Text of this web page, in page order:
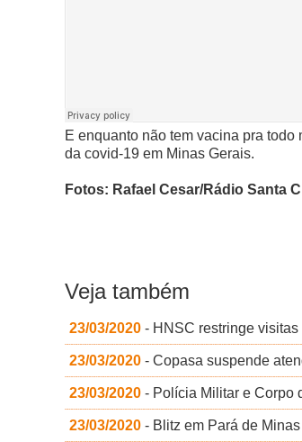
E enquanto não tem vacina pra
da covid-19 em Minas Gerais.
Fotos: Rafael Cesar/Rádio Santa
Veja também
23/03/2020 - HNSC restringe
23/03/2020 - Copasa suspende
23/03/2020 - Polícia Militar e Corpo
23/03/2020 - Blitz em Pará de